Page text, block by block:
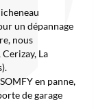
un dépannage
nous
La
en panne,
de garage